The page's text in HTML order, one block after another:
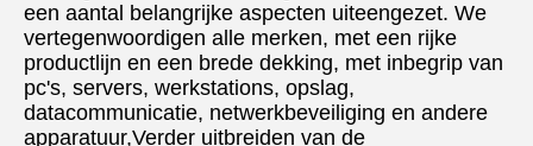
een aantal belangrijke aspecten uiteengezet. We
vertegenwoordigen alle merken, met een rijke
productlijn en een brede dekking, met inbegrip van
pc's, servers, werkstations, opslag,
datacommunicatie, netwerkbeveiliging en andere
apparatuur,Verder uitbreiden van de